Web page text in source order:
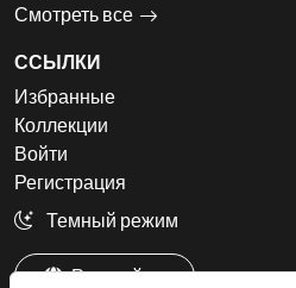
Смотреть все
ССЫЛКИ
Избранные
Коллекции
Войти
Регистрация
Темный режим
Русский